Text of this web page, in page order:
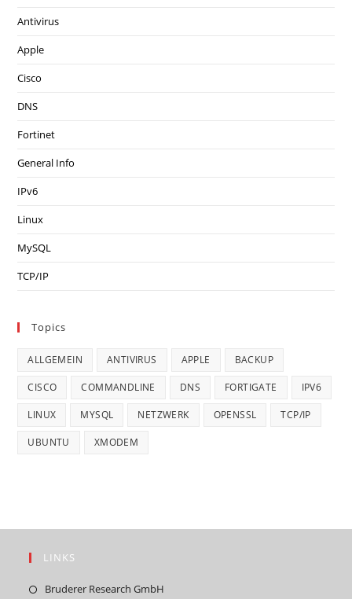
Antivirus
Apple
Cisco
DNS
Fortinet
General Info
IPv6
Linux
MySQL
TCP/IP
Topics
ALLGEMEIN ANTIVIRUS APPLE BACKUP
CISCO COMMANDLINE DNS FORTIGATE IPV6
LINUX MYSQL NETZWERK OPENSSL TCP/IP
UBUNTU XMODEM
LINKS
Bruderer Research GmbH